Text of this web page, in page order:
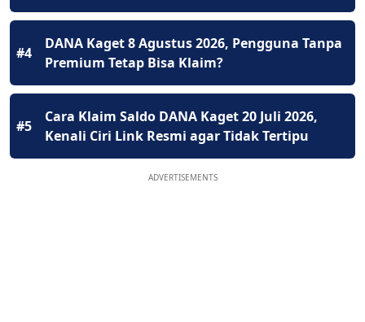
#4
DANA Kaget 8 Agustus 2026, Pengguna Tanpa
Premium Tetap Bisa Klaim?
#5
Cara Klaim Saldo DANA Kaget 20 Juli 2026,
Kenali Ciri Link Resmi agar Tidak Tertipu
ADVERTISEMENTS